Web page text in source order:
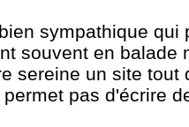
sympathique qui
souvent en balade
sereine un site tout
pas d'écrire